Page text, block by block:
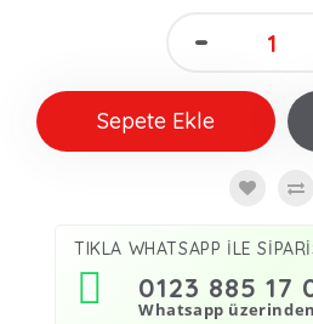
-
Sepete Ekle
TIKLA WHATSAPP İLE
Whatsapp
0123 885 17